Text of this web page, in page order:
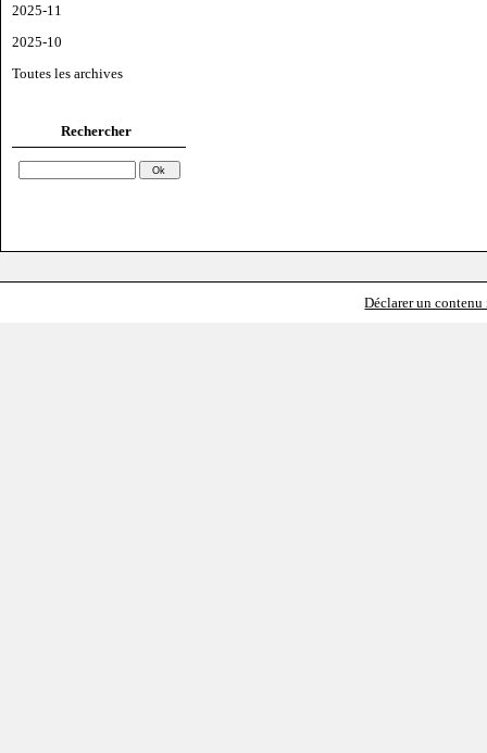
2025-11
2025-10
Toutes les archives
Rechercher
Déclarer un